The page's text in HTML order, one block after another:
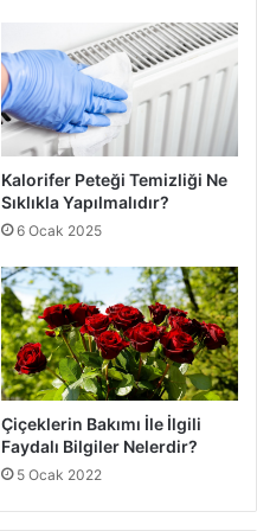
Kalorifer Peteği Temizliği Ne
Sıklıkla Yapılmalıdır?
6 Ocak 2025
Çiçeklerin Bakımı İle İlgili
Faydalı Bilgiler Nelerdir?
5 Ocak 2022